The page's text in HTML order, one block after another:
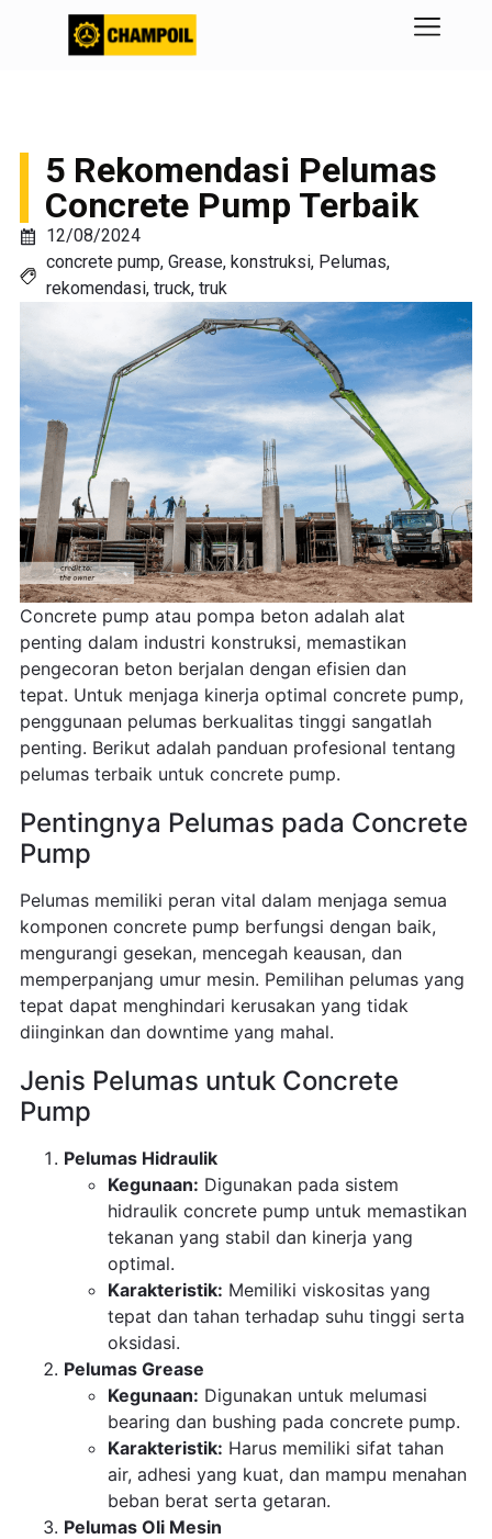
5 Rekomendasi Pelumas
Concrete Pump Terbaik
12/08/2024
concrete pump, Grease, konstruksi, Pelumas,
rekomendasi, truck, truk
Concrete pump atau pompa beton adalah alat
penting dalam industri konstruksi, memastikan
pengecoran beton berjalan dengan efisien dan
tepat. Untuk menjaga kinerja optimal concrete pump,
penggunaan pelumas berkualitas tinggi sangatlah
penting. Berikut adalah panduan profesional tentang
pelumas terbaik untuk concrete pump.
Pentingnya Pelumas pada Concrete
Pump
Pelumas memiliki peran vital dalam menjaga semua
komponen concrete pump berfungsi dengan baik,
mengurangi gesekan, mencegah keausan, dan
memperpanjang umur mesin. Pemilihan pelumas yang
tepat dapat menghindari kerusakan yang tidak
diinginkan dan downtime yang mahal.
Jenis Pelumas untuk Concrete
Pump
Pelumas Hidraulik
Kegunaan: Digunakan pada sistem
hidraulik concrete pump untuk memastikan
tekanan yang stabil dan kinerja yang
optimal.
Karakteristik: Memiliki viskositas yang
tepat dan tahan terhadap suhu tinggi serta
oksidasi.
Pelumas Grease
Kegunaan: Digunakan untuk melumasi
bearing dan bushing pada concrete pump.
Karakteristik: Harus memiliki sifat tahan
air, adhesi yang kuat, dan mampu menahan
beban berat serta getaran.
Pelumas Oli Mesin